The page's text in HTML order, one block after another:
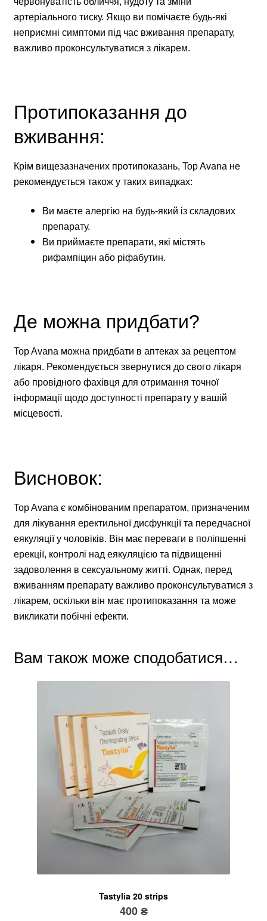
артеріального тиску. Якщо ви помічаєте будь-які
неприємні симптоми під час вживання препарату,
важливо проконсультуватися з лікарем.
Протипоказання до
вживання:
Крім вищезазначених протипоказань, Top Avana не
рекомендується також у таких випадках:
Ви маєте алергію на будь-який із складових
препарату.
Ви приймаєте препарати, які містять
рифампіцин або ріфабутин.
Де можна придбати?
Top Avana можна придбати в аптеках за рецептом
лікаря. Рекомендується звернутися до свого лікаря
або провідного фахівця для отримання точної
інформації щодо доступності препарату у вашій
місцевості.
Висновок:
Top Avana є комбінованим препаратом, призначеним
для лікування еректильної дисфункції та передчасної
еякуляції у чоловіків. Він має переваги в поліпшенні
ерекції, контролі над еякуляцією та підвищенні
задоволення в сексуальному житті. Однак, перед
вживанням препарату важливо проконсультуватися з
лікарем, оскільки він має протипоказання та може
викликати побічні ефекти.
Вам також може сподобатися…
Tastylia 20 strips
400₴